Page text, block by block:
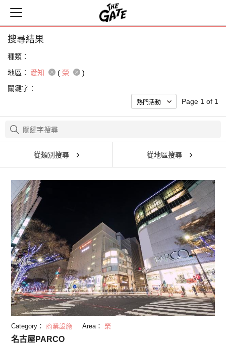
搜尋結果
種類：
地區：
愛知 ( 榮
)
關鍵字：
Page 1 of 1
從類別搜尋 從地區搜尋
Category： 商業設施 Area： 榮
名古屋PARCO